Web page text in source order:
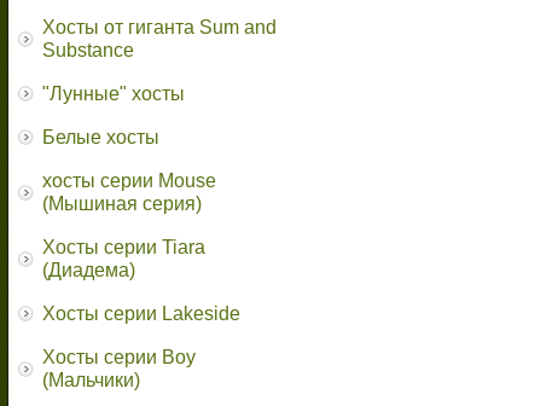
Хосты от гиганта Sum and
Substance
"Лунные" хосты
Белые хосты
хосты серии Mouse
(Мышиная серия)
Хосты серии Tiara
(Диадема)
Хосты серии Lakeside
Хосты серии Boy
(Мальчики)